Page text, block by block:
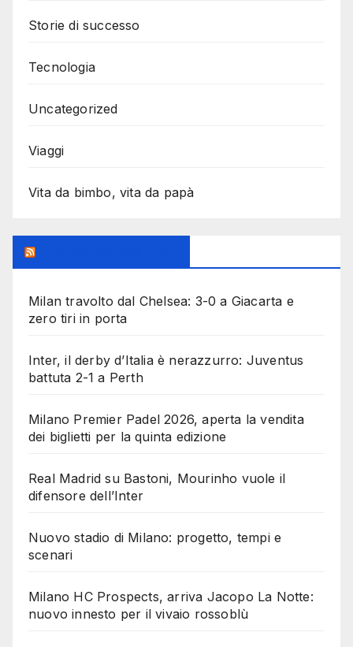
Storie di successo
Tecnologia
Uncategorized
Viaggi
Vita da bimbo, vita da papà
Milan travolto dal Chelsea: 3-0 a Giacarta e
zero tiri in porta
Inter, il derby d’Italia è nerazzurro: Juventus
battuta 2-1 a Perth
Milano Premier Padel 2026, aperta la vendita
dei biglietti per la quinta edizione
Real Madrid su Bastoni, Mourinho vuole il
difensore dell’Inter
Nuovo stadio di Milano: progetto, tempi e
scenari
Milano HC Prospects, arriva Jacopo La Notte:
nuovo innesto per il vivaio rossoblù